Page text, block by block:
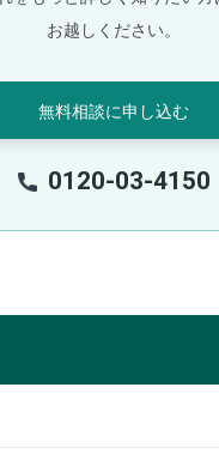
お越しください。
無料相談に申し込む
0120-03-4150